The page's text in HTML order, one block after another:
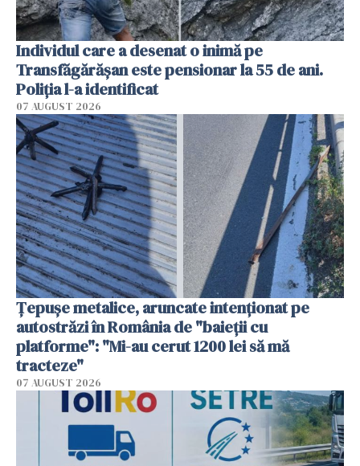
Individul care a desenat o inimă pe
Transfăgărășan este pensionar la 55 de ani.
Poliția l-a identificat
07 AUGUST 2026
Țepușe metalice, aruncate intenționat pe
autostrăzi în România de "baieții cu
platforme": "Mi-au cerut 1200 lei să mă
tracteze"
07 AUGUST 2026